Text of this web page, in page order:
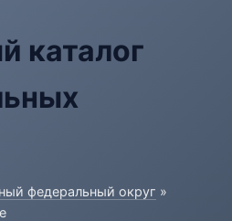
каталог
федеральный округ »